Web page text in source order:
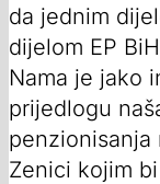
da jednim
dijelom EP
Nama je jako
prijedlogu
penzionisanja
Zenici kojim